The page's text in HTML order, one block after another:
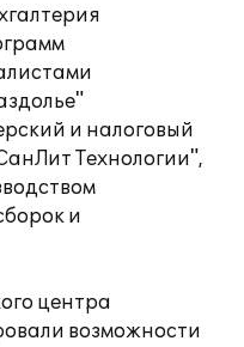
и налоговый
Технологии",
и
центра
возможности